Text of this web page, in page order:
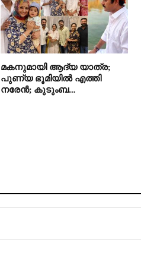
മകനുമായി ആദ്യ യാത്ര;
പുണ്യ ഭൂമിയിൽ എത്തി
നരേൻ; കുടുംബ…